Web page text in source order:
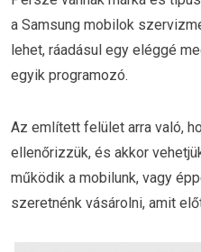
a Samsung mobilok
lehet, ráadásul egy eléggé
egyik programozó.
Az említett felület arra való,
ellenőrizzük, és akkor
működik a mobilunk, vagy
szeretnénk vásárolni, amit